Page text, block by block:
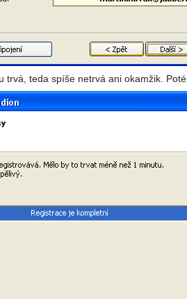
trvá, teda spíše netrvá ani okamžik.